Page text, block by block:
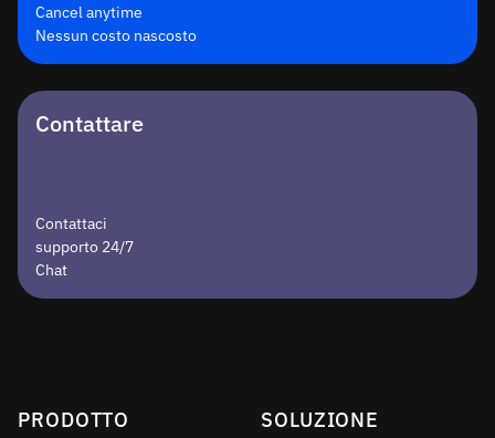
Cancel anytime
Nessun costo nascosto
Contattare
Contattaci
supporto 24/7
Chat
PRODOTTO SOLUZIONE